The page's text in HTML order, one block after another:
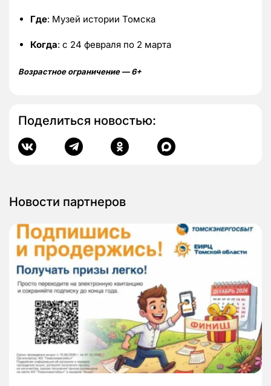
Где: Музей истории Томска
Когда: с 24 февраля по 2 марта
Возрастное ограничение — 6+
Поделиться новостью:
Новости партнеров